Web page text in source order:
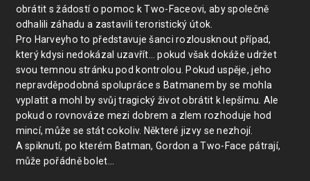
obrátit s žádostí o pomoc k Two-Faceovi, aby společně
odhalili záhadu a zastavili teroristický útok.
Pro Harveyho to představuje šanci rozlousknout případ,
který kdysi nedokázal uzavřít… pokud však dokáže udržet
svou temnou stránku pod kontrolou. Pokud uspěje, jeho
nepravděpodobná spolupráce s Batmanem by se mohla
vyplatit a mohl by svůj tragický život obrátit k lepšímu. Ale
pokud o rovnováze mezi dobrem a zlem rozhoduje hod
mincí, může se stát cokoliv. Některé jizvy se nezhojí.
A spiknutí, po kterém Batman, Gordon a Two-Face pátrají,
může pořádně bolet…